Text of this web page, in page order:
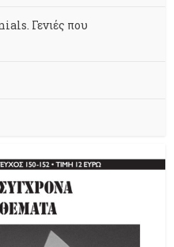
Γενιές που